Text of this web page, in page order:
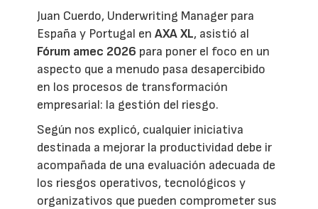
Juan Cuerdo, Underwriting Manager para
España y Portugal enAXA XL, asistió al
Fórum amec 2026 para poner el foco en un
aspecto que a menudo pasa desapercibido
en los procesos de transformación
empresarial: la gestión del riesgo.
Según nos explicó, cualquier iniciativa
destinada a mejorar la productividad debe ir
acompañada de una evaluación adecuada de
los riesgos operativos, tecnológicos y
organizativos que pueden comprometer sus